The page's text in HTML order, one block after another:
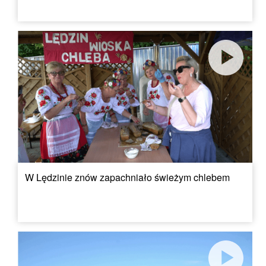
W Lędzinie znów zapachniało świeżym chlebem